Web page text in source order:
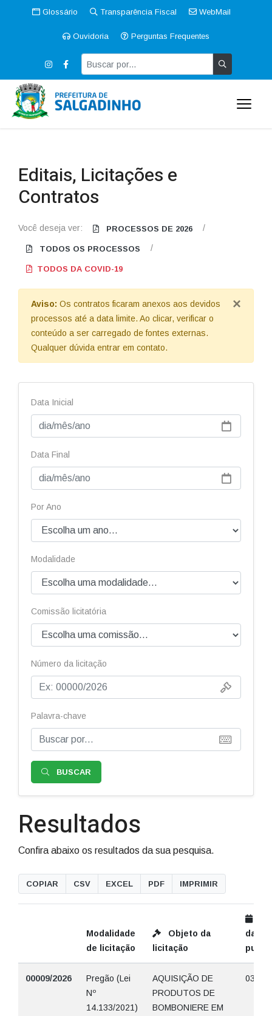
Glossário Transparência Fiscal WebMail
Ouvidoria Perguntas Frequentes
Editais, Licitações e
Contratos
Você deseja ver: PROCESSOS DE 2026 /
TODOS OS PROCESSOS /
TODOS DA COVID-19
×
Aviso: Os contratos ficaram anexos aos devidos
processos até a data limite. Ao clicar, verificar o
conteúdo a ser carregado de fontes externas.
Qualquer dúvida entrar em contato.
Data Inicial
Data Final
Por Ano
Modalidade
Comissão licitatória
Número da licitação
Palavra-chave
BUSCAR
Resultados
Confira abaixo os resultados da sua pesquisa.
COPIAR CSV EXCEL PDF IMPRIMIR
Modalidade
de licitação
Objeto da
licitação
da
00009/2026
Pregão (Lei
Nº
14.133/2021)
AQUISIÇÃO DE
PRODUTOS DE
BOMBONIERE EM
03/07/